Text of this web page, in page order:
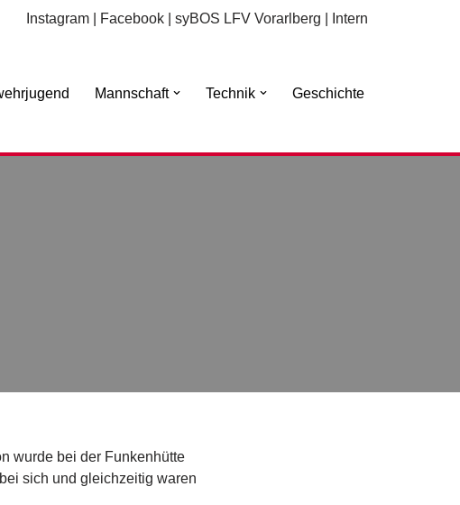
Instagram Facebook syBOS LFV Vorarlberg Intern
Mannschaft Technik Geschichte
wurde bei der Funkenhütte
sich und gleichzeitig waren